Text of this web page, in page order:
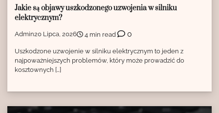
Jakie są objawy uszkodzonego uzwojenia w silniku
elektrycznym?
Admin20 Lipca, 2026 4 min read 0
Uszkodzone uzwojenie w silniku elektrycznym to jeden z
najpoważniejszych problemów, który może prowadzić do
kosztownych […]